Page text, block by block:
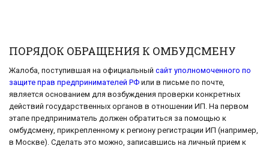
ПОРЯДОК ОБРАЩЕНИЯ К ОМБУДСМЕНУ
Жалоба, поступившая на официальный сайт уполномоченного по
защите прав предпринимателей РФ или в письме по почте,
является основанием для возбуждения проверки конкретных
действий государственных органов в отношении ИП. На первом
этапе предприниматель должен обратиться за помощью к
омбудсмену, прикрепленному к региону регистрации ИП (например,
в Москве). Сделать это можно, записавшись на личный прием к